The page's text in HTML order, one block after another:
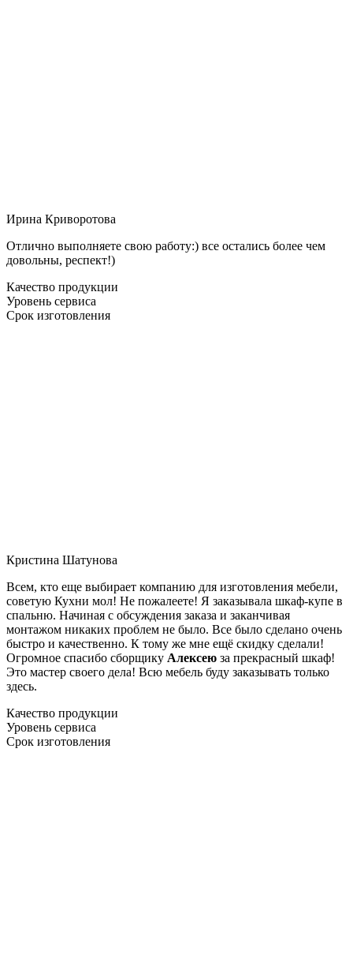
Ирина Криворотова
Отлично выполняете свою работу:) все остались более чем
довольны, респект!)
Качество продукции
Уровень сервиса
Срок изготовления
Кристина Шатунова
Всем, кто еще выбирает компанию для изготовления мебели,
советую Кухни мол! Не пожалеете! Я заказывала шкаф-купе в
спальню. Начиная с обсуждения заказа и заканчивая
монтажом никаких проблем не было. Все было сделано очень
быстро и качественно. К тому же мне ещё скидку сделали!
Огромное спасибо сборщику Алексею за прекрасный шкаф!
Это мастер своего дела! Всю мебель буду заказывать только
здесь.
Качество продукции
Уровень сервиса
Срок изготовления